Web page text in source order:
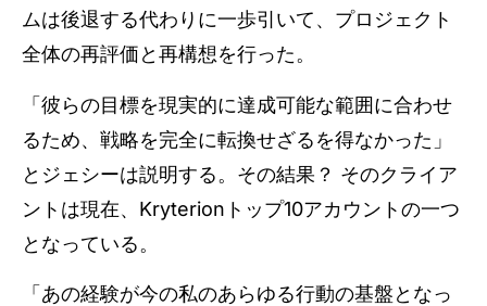
ムは後退する代わりに一歩引いて、プロジェクト
全体の再評価と再構想を行った。
「彼らの目標を現実的に達成可能な範囲に合わせ
るため、戦略を完全に転換せざるを得なかった」
とジェシーは説明する。その結果？ そのクライア
ントは現在、Kryterionトップ10アカウントの一つ
となっている。
「あの経験が今の私のあらゆる行動の基盤となっ